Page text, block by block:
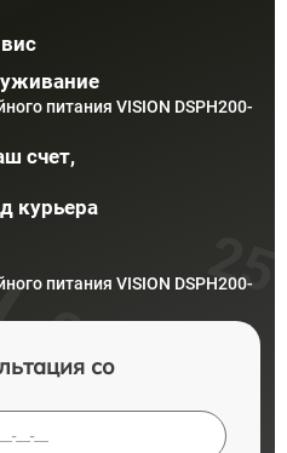
питания VISION DSPH200-
счет,
курьера
питания VISION DSPH200-
со